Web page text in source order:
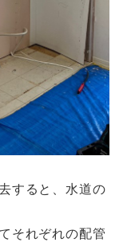
すると、水道の
それぞれの配管